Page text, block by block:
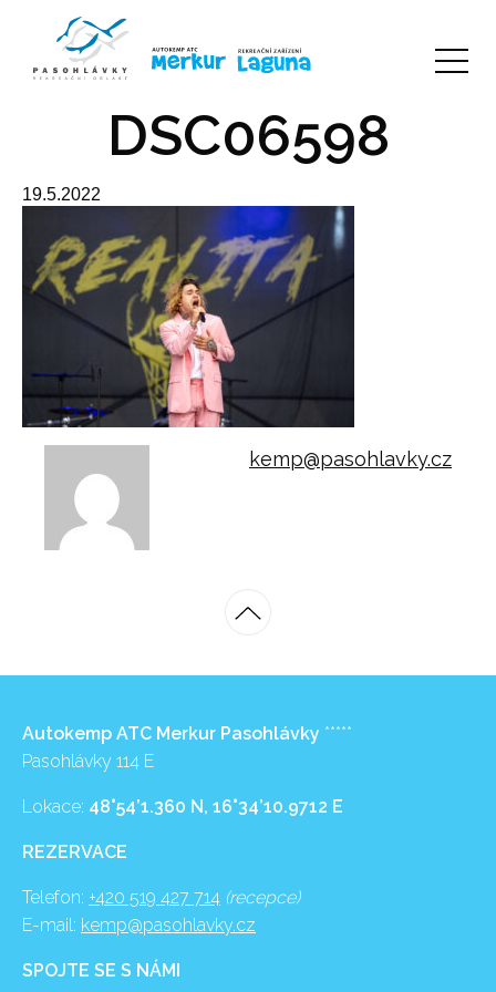
DSC06598
19.5.2022
kemp@pasohlavky.cz
Autokemp ATC Merkur Pasohlávky *****
Pasohlávky 114 E
Lokace: 48°54’1.360 N, 16°34’10.9712 E
REZERVACE
Telefon: +420 519 427 714 (recepce)
E-mail: kemp@pasohlavky.cz
SPOJTE SE S NÁMI